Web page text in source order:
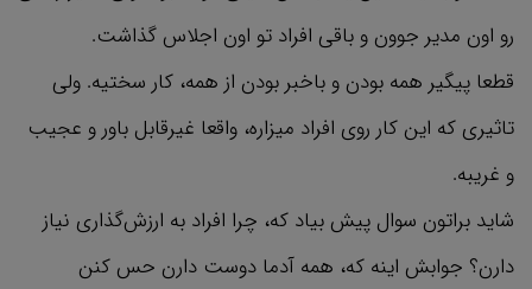
رو اون مدیر جوون و باقی افراد تو اون اجلاس گذاشت.
قطعا پیگیر همه بودن و باخبر بودن از همه، کار سختیه. ولی
تاثیری که این کار روی افراد میزاره، واقعا غیرقابل باور و عجیب
و غریبه.
شاید براتون سوال پیش بیاد که، چرا افراد به ارزش‌گذاری نیاز
دارن؟ جوابش اینه که، همه آدما دوست دارن حس کنن